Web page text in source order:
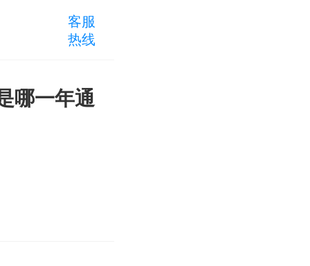
客服
热线
哪一年通